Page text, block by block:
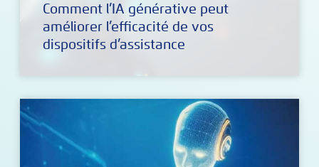
Comment l’IA générative peut
améliorer l’efficacité de vos
dispositifs d’assistance